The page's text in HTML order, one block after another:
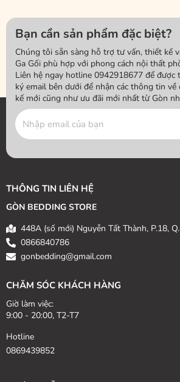
Bạn cần sản phẩm đặc biệt?
Chúng tôi sẵn sàng hỗ trợ tư vấn, thiết kế
Ga Gối phù hợp với phong cách nội thất
Liên hệ ngay hotline 0942918677 để được
ký email bên dưới để nhận các thông tin
kế mới cũng như ưu đãi mới nhất từ Gòn
THÔNG TIN LIÊN HỆ
GÒN BEDDING STORE
448A (số mới) Nguyễn Tất Thành, P.18,
0866840786
gonbedding@gmail.com
CHĂM SÓC KHÁCH HÀNG
Giờ làm việc:
9:00 - 20:00, T2-T7
Hotline
0869439852